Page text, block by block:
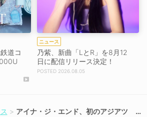
道コ
ニュース
乃紫、新曲「LとR」を8月12
日に配信リリース決定！
2026.08.05
アイナ・ジ・エンド、初のアジアツ